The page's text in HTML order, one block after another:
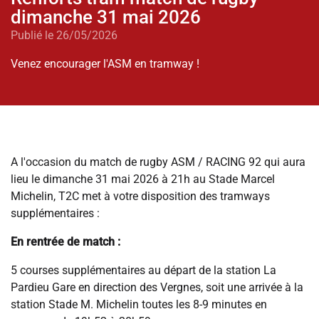
dimanche 31 mai 2026
Publié le 26/05/2026
Venez encourager l'ASM en tramway !
A l'occasion du match de rugby ASM / RACING 92 qui aura
lieu le dimanche 31 mai 2026 à 21h au Stade Marcel
Michelin, T2C met à votre disposition des tramways
supplémentaires :
En rentrée de match :
5 courses supplémentaires au départ de la station La
Pardieu Gare en direction des Vergnes, soit une arrivée à la
station Stade M. Michelin toutes les 8-9 minutes en